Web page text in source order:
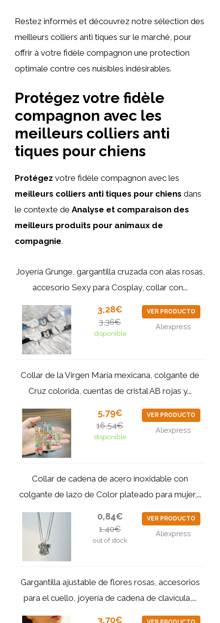
Restez informés et découvrez notre sélection des
meilleurs colliers anti tiques sur le marché, pour
offrir à votre fidèle compagnon une protection
optimale contre ces nuisibles indésirables.
Protégez votre fidèle
compagnon avec les
meilleurs colliers anti
tiques pour chiens
Protégez votre fidèle compagnon avec les
meilleurs colliers anti tiques pour chiens dans
le contexte de Analyse et comparaison des
meilleurs produits pour animaux de
compagnie.
Joyería Grunge, gargantilla cruzada con alas rosas,
accesorio Sexy para Cosplay, collar con...
3,28€
3,36€
disponible
VER PRODUCTO
Aliexpress
Collar de la Virgen María mexicana, colgante de
Cruz colorida, cuentas de cristal AB rojas y...
5,79€
16,54€
disponible
VER PRODUCTO
Aliexpress
Collar de cadena de acero inoxidable con
colgante de lazo de Color plateado para mujer,...
0,84€
1,40€
out of stock
VER PRODUCTO
Aliexpress
Gargantilla ajustable de flores rosas, accesorios
para el cuello, joyería de cadena de clavícula,...
3,70€